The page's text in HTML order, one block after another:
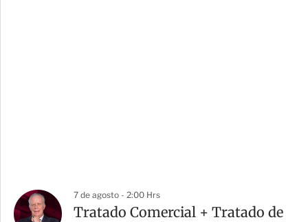
7 de agosto - 2:00 Hrs
Tratado Comercial + Tratado de